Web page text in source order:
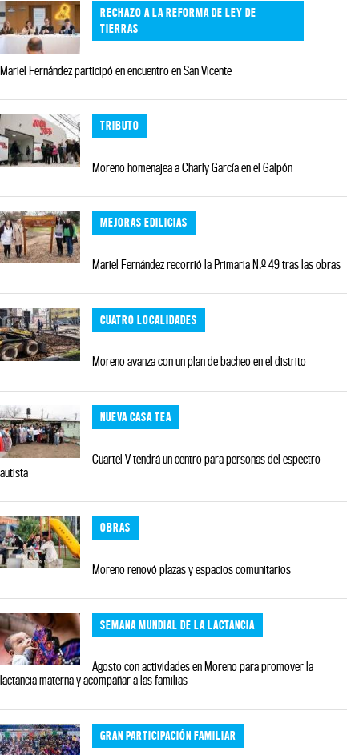
RECHAZO A LA REFORMA DE LEY DE
TIERRAS
Mariel Fernández participó en encuentro en San Vicente
TRIBUTO
Moreno homenajea a Charly García en el Galpón
MEJORAS EDILICIAS
Mariel Fernández recorrió la Primaria N.º 49 tras las obras
CUATRO LOCALIDADES
Moreno avanza con un plan de bacheo en el distrito
NUEVA CASA TEA
Cuartel V tendrá un centro para personas del espectro
autista
OBRAS
Moreno renovó plazas y espacios comunitarios
SEMANA MUNDIAL DE LA LACTANCIA
Agosto con actividades en Moreno para promover la
lactancia materna y acompañar a las familias
GRAN PARTICIPACIÓN FAMILIAR